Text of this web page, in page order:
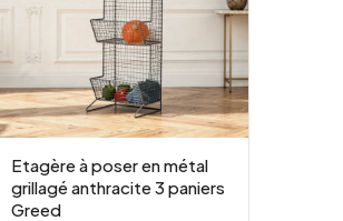
Etagère à poser en métal
grillagé anthracite 3 paniers
Greed